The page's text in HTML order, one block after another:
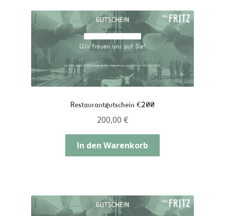
Restaurantgutschein €200
200,00 €
In den Warenkorb